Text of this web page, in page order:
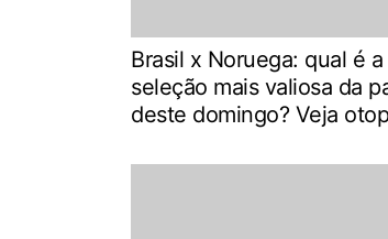
Brasil x Noruega: qual é a
seleção mais valiosa da
deste domingo? Veja